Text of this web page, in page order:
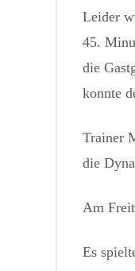
Leider
45.
die
konnte
Trainer
die
Am
Es